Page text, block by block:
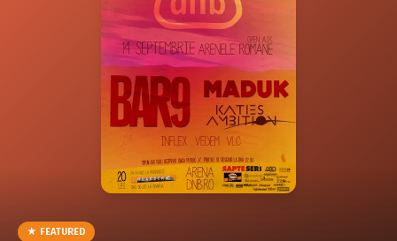
Caută în site...
★ FEATURED